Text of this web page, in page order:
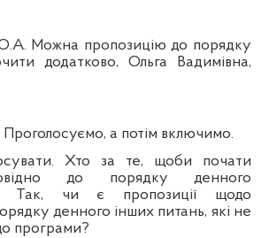
Можна пропозицію до порядку
додатково, Ольга Вадимівна,
а потім включимо.
Хто за те, щоби почати
до порядку денного
Так, чи є пропозиції щодо
денного інших питань, які не
програми?